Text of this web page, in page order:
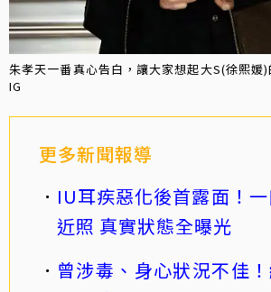
朱孝天一番真心告白，讓大家想起大S(徐熙媛
IG
更多新聞報導
IU耳疾惡化後首露面！
近照 真實狀態全曝光
曾涉毒、身心狀況不佳